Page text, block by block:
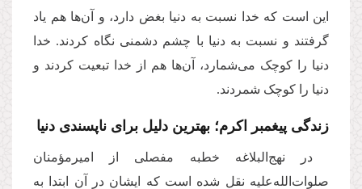
این است که خدا نسبت به دنیا بغض دارد، و آن‌ها هم یاد
گرفتند و نسبت به دنیا با چشم دشمنی نگاه کردند. خدا
دنیا را کوچک می‌شمارد، آن‌ها هم از خدا تبعیت کردند و
دنیا را کوچک شمردند.
زندگی پیغمبر اکرم؛ بهترین دلیل برای ناپسندی دنیا
در نهج‌البلاغه خطبه مفصلی از امیرمؤمنان
صلوات‌الله‌علیه نقل شده است که ایشان در آن ابتدا به